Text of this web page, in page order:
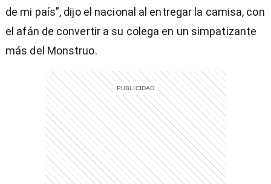
de mi país”, dijo el nacional al entregar la camisa, con
el afán de convertir a su colega en un simpatizante
más del Monstruo.